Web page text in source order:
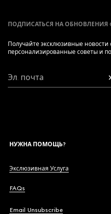
ПОДПИСАТЬСЯ НА ОБНОВЛЕНИЯ
Получайте эксклюзивные новости
персонализированные советы и
Эл. почта
НУЖНА ПОМОЩЬ?
Экслюзивная Услуга
FAQs
Email Unsubscribe